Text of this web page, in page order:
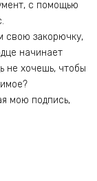
с помощью
свою закорючку,
начинает
не хочешь, чтобы
мою подпись,